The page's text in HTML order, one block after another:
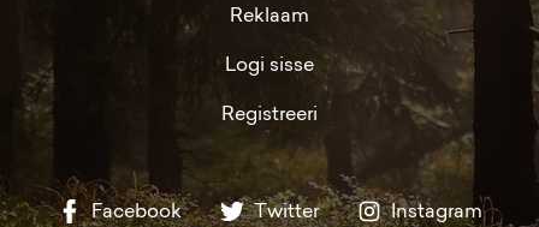
Reklaam
Logi sisse
Registreeri
Facebook Twitter Instagram